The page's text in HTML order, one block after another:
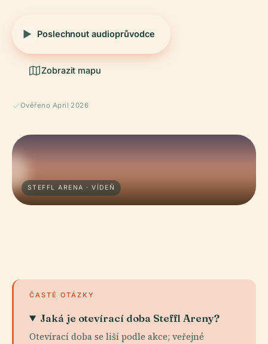
Poslechnout audioprůvodce
Zobrazit mapu
Ověřeno April 2026
STEFFL ARENA · VÍDEŇ
ČASTÉ OTÁZKY
Jaká je otevírací doba Steffl Areny?
Otevírací doba se liší podle akce; veřejné